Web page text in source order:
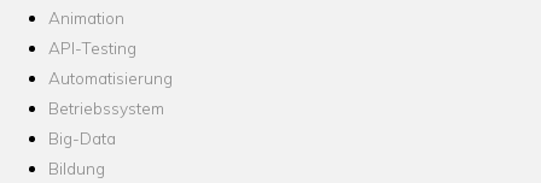
Animation
API-Testing
Automatisierung
Betriebssystem
Big-Data
Bildung